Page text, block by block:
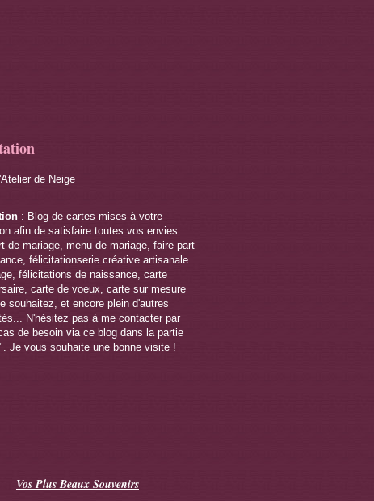
de Neige
: Blog de cartes mises à votre
afin de satisfaire toutes vos envies :
de mariage, menu de mariage, faire-part
félicitationserie créative artisanale
félicitations de naissance, carte
carte de voeux, carte sur mesure
souhaitez, et encore plein d'autres
N'hésitez pas à me contacter par
de besoin via ce blog dans la partie
Je vous souhaite une bonne visite !
Vos Plus Beaux Souvenirs